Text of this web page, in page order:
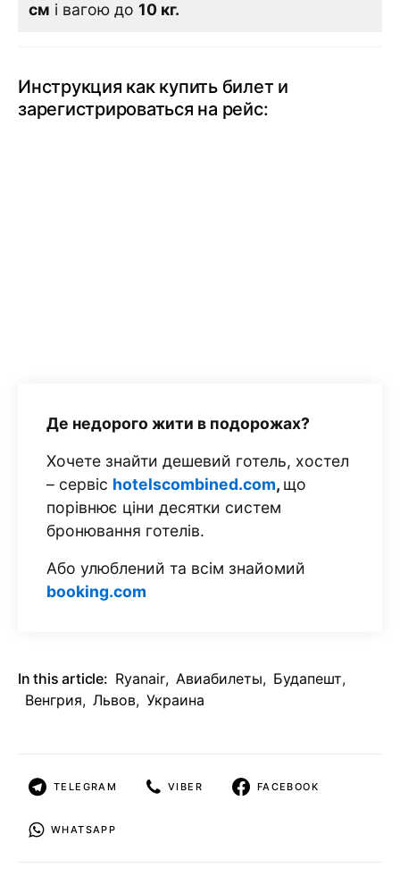
см і вагою до 10 кг.
Инструкция как купить билет и
зарегистрироваться на рейс:
Де недорого жити в подорожах?
Хочете знайти дешевий готель, хостел
– сервіс hotelscombined.com, що
порівнює ціни десятки систем
бронювання готелів.
Або улюблений та всім знайомий
booking.com
In this article: Ryanair, Авиабилеты, Будапешт,
Венгрия, Львов, Украина
TELEGRAM VIBER FACEBOOK
WHATSAPP